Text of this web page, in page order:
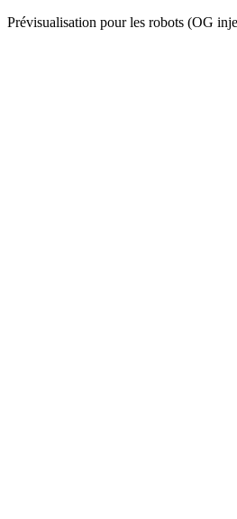
Prévisualisation pour les robots (OG